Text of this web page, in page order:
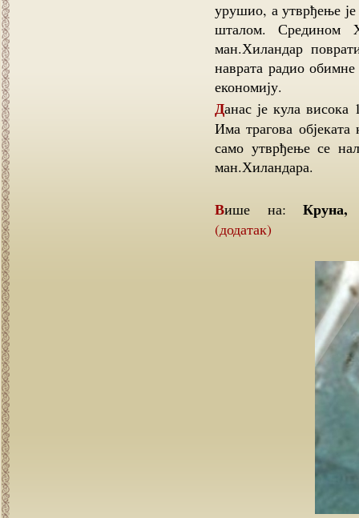
урушио, а утврђење
шталом. Средином
ман.Хиландар
наврата радио
економију.
Данас је кула висока 12 метара, са околним зидинама висине до 4 метара.
Има трагова
само утврђење се
ман.Хиландара.
Више на:
(додатак)